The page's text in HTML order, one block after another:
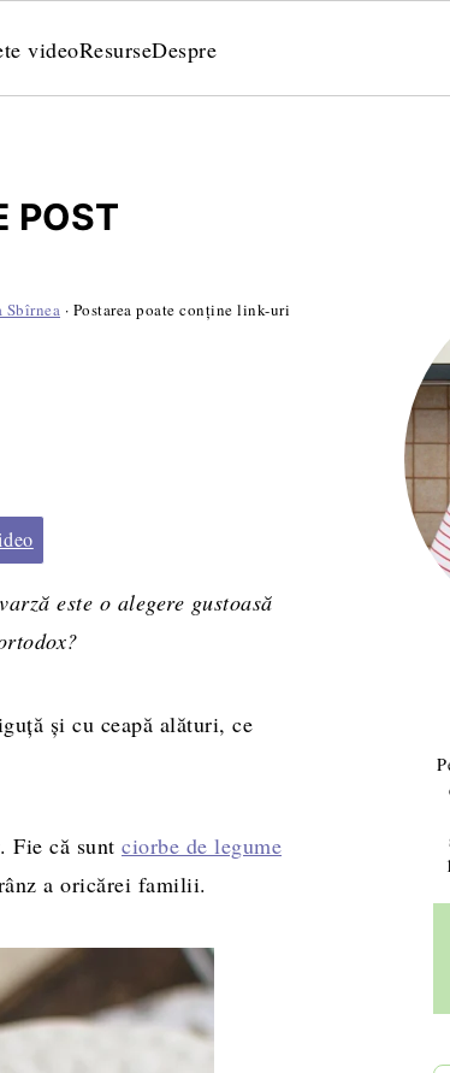
videoResurseDespre
POST
Sbîrnea · Postarea poate conține link-uri
este o alegere gustoasă
și cu ceapă alături, ce
Fie că sunt ciorbe de legume
a oricărei familii.